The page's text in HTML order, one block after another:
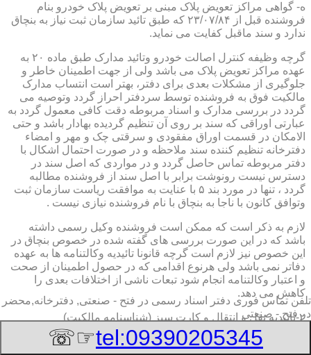
ه- گواهی مراکز تعویض پلاک مبنی بر تعویض پلاک خودرو بنام
فروشنده قبل از ۲۳/۰۷/۸۴ که طبق تائید سازمان ثبت نیاز به بنچاق
ندارد و سند ماقبل کفایت می نماید.
گرچه وظیفه کنترل اصالت خودرو وتائید مدارک طبق ماده ۲۰ به
عهده مراکز تعویض پلاک می باشد ولی از جهت اطمینان خاطر و
جلوگیری از مشکلات بعدی برای دفتر، بهتر است انتساب مدارک
مالکیت فوق به فروشنده توسط سردفتر احراز گردد وتوصیه می
گردد در بررسی مدارک و اسناد مربوطه دقت کافی معمول گردد به
عبارتی اوراقی که سند بر روی آن تنظیم گردیده بهادار باشد و حتی
الامکان در قسمت اوراق مفقودی و سرقتی چک و مهر و امضاء
دفترخانه تنظیم کننده سند ملاحظه و در صورت احتمال اشکال با
دفتر مربوطه تماس حاصل گردد و در مواردی که اصل سند در
دسترس نیست رونوشت برابر با اصل سند از فروشنده مطالبه
گردد ، تنها در مورد بند ۵ با عنایت به موافقت ریاست سازمان ثبت
وتوافق کانون با ناجا به بنچاق با نام فروشنده نیازی نیست .
لازم به ذکر است که ممکن است فروشنده وکیل رسمی داشته
باشد که در این صورت بررسی های گفته شده در خصوص بنچاق در
این خصوص نیز لازم است گرچه قانونا تائیدیه وکالتنامه ها به عهده
دفاتر نمی باشد ولی هرنوع اقدامی که در حصول اطمینان از صحت
و اعتبار وکالتنامه انجام شود تبعات ناشی از اختلافات بعدی را
کاهش می دهد.
۲-تائیدیه نقل و انتقال و کارت سبز (شناسنامه مالکیت)
برگ تائیدیه نقل و انتقال صادره از مراکز تعویض پلاک حاوی
تلفن تماس فوری دفتر اسناد رسمی در فتح - صنعتی, دفترخانه,محضر
در فتح - صنعتی
tel:09390205345
☞☏